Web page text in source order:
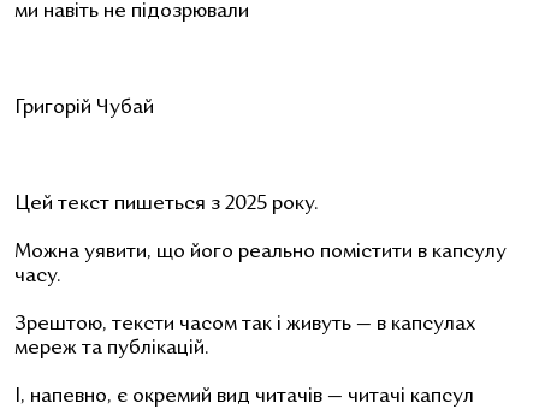
ми навіть не підозрювали
Григорій Чубай
Цей текст пишеться з 2025 року.
Можна уявити, що його реально помістити в капсулу
часу.
Зрештою, тексти часом так і живуть — в капсулах
мереж та публікацій.
І, напевно, є окремий вид читачів — читачі капсул